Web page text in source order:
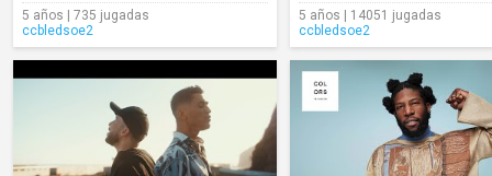
5 años | 735 jugadas
ccbledsoe2
5 años | 14051 jugadas
ccbledsoe2